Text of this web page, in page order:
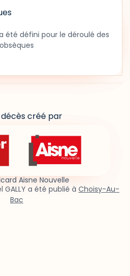
été défini pour le déroulé des
obsèques
décès créé par
Aisne Nouvelle
GALLY a été publié à Choisy-Au-
Bac